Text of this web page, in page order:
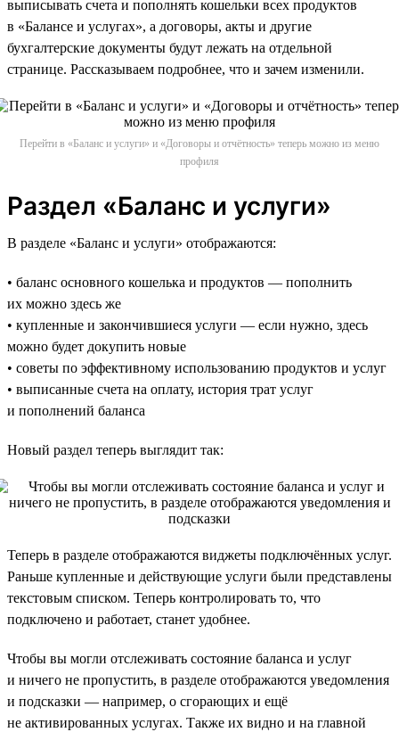
выписывать счета и пополнять кошельки всех продуктов
в «Балансе и услугах», а договоры, акты и другие
бухгалтерские документы будут лежать на отдельной
странице. Рассказываем подробнее, что и зачем изменили.
Перейти в «Баланс и услуги» и «Договоры и отчётность» теперь можно из меню
профиля
Раздел «Баланс и услуги»
В разделе «Баланс и услуги» отображаются:
• баланс основного кошелька и продуктов — пополнить
их можно здесь же
• купленные и закончившиеся услуги — если нужно, здесь
можно будет докупить новые
• советы по эффективному использованию продуктов и услуг
• выписанные счета на оплату, история трат услуг
и пополнений баланса
Новый раздел теперь выглядит так:
Теперь в разделе отображаются виджеты подключённых услуг.
Раньше купленные и действующие услуги были представлены
текстовым списком. Теперь контролировать то, что
подключено и работает, станет удобнее.
Чтобы вы могли отслеживать состояние баланса и услуг
и ничего не пропустить, в разделе отображаются уведомления
и подсказки — например, о сгорающих и ещё
не активированных услугах. Также их видно и на главной